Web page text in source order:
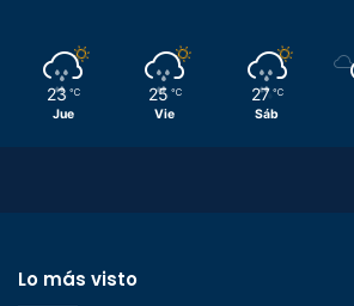
23 ℃
Jue
25 ℃
Vie
27 ℃
Sáb
Lo más visto